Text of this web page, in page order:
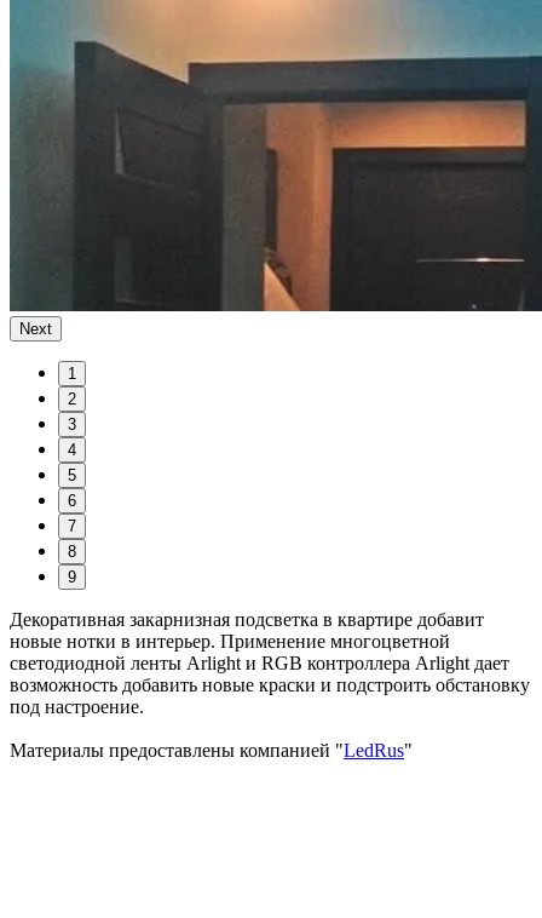
Next
1
2
3
4
5
6
7
8
9
Декоративная закарнизная подсветка в квартире добавит
новые нотки в интерьер. Применение многоцветной
светодиодной ленты Arlight и RGB контроллера Arlight дает
возможность добавить новые краски и подстроить обстановку
под настроение.
Материалы предоставлены компанией "LedRus"